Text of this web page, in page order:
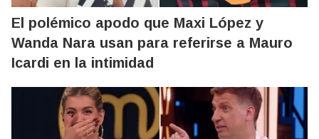
El polémico apodo que Maxi López y
Wanda Nara usan para referirse a Mauro
Icardi en la intimidad